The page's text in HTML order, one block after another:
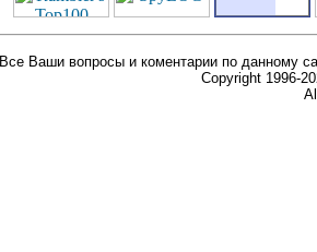
Все Ваши вопросы и коментарии по данному
Copyright 1996-